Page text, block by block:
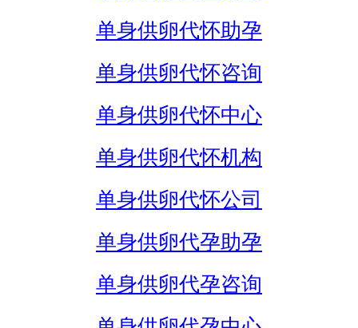
单身供卵代怀助孕
单身供卵代怀咨询
单身供卵代怀中心
单身供卵代怀机构
单身供卵代怀公司
单身供卵代孕助孕
单身供卵代孕咨询